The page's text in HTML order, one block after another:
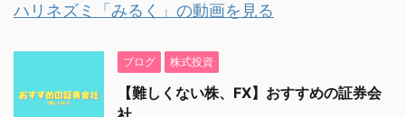
ハリネズミ「みるく」の動画を見る
ブログ 株式投資
【難しくない株、FX】おすすめの証券会